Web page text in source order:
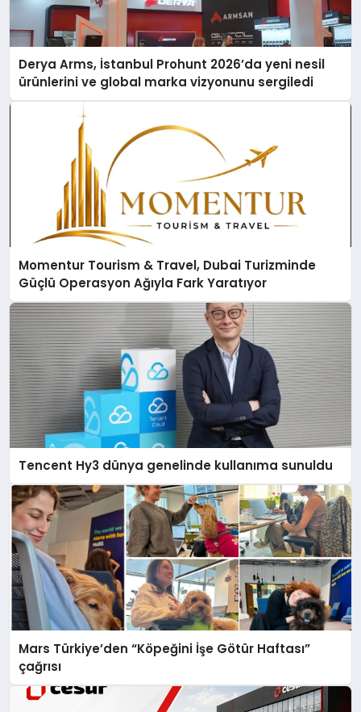
Derya Arms, İstanbul Prohunt 2026’da yeni nesil
ürünlerini ve global marka vizyonunu sergiledi
Momentur Tourism & Travel, Dubai Turizminde
Güçlü Operasyon Ağıyla Fark Yaratıyor
Tencent Hy3 dünya genelinde kullanıma sunuldu
Mars Türkiye’den “Köpeğini İşe Götür Haftası”
çağrısı